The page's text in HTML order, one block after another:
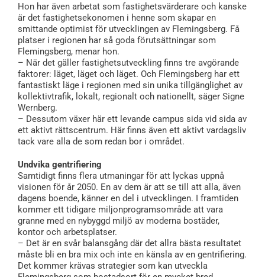
Hon har även arbetat som fastighetsvärderare och kanske
är det fastighetsekonomen i henne som skapar en
smittande optimist för utvecklingen av Flemingsberg. Få
platser i regionen har så goda förutsättningar som
Flemingsberg, menar hon.
– När det gäller fastighetsutveckling finns tre avgörande
faktorer: läget, läget och läget. Och Flemingsberg har ett
fantastiskt läge i regionen med sin unika tillgänglighet av
kollektivtrafik, lokalt, regionalt och nationellt, säger Signe
Wernberg.
– Dessutom växer här ett levande campus sida vid sida av
ett aktivt rättscentrum. Här finns även ett aktivt vardagsliv
tack vare alla de som redan bor i området.
Undvika gentrifiering
Samtidigt finns flera utmaningar för att lyckas uppnå
visionen för år 2050. En av dem är att se till att alla, även
dagens boende, känner en del i utvecklingen. I framtiden
kommer ett tidigare miljonprogramsområde att vara
granne med en nybyggd miljö av moderna bostäder,
kontor och arbetsplatser.
– Det är en svår balansgång där det allra bästa resultatet
måste bli en bra mix och inte en känsla av en gentrifiering.
Det kommer krävas strategier som kan utveckla